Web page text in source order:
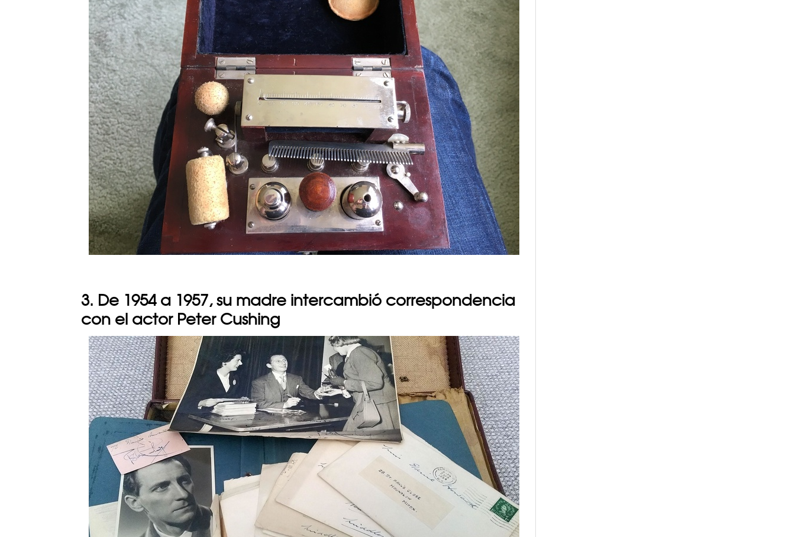
3. De 1954 a 1957, su madre intercambió correspondencia
con el actor Peter Cushing